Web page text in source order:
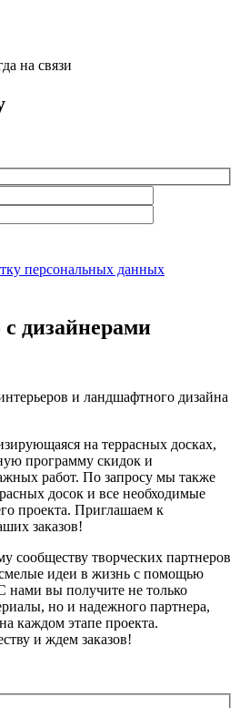
на связи
персональных данных
дизайнерами
и ландшафтного дизайна
на террасных досках,
программу скидок и
работ. По запросу мы также
досок и все необходимые
проекта. Приглашаем к
заказов!
сообществу творческих партнеров
идеи в жизнь с помощью
нами вы получите не только
но и надежного партнера,
каждом этапе проекта.
и ждем заказов!